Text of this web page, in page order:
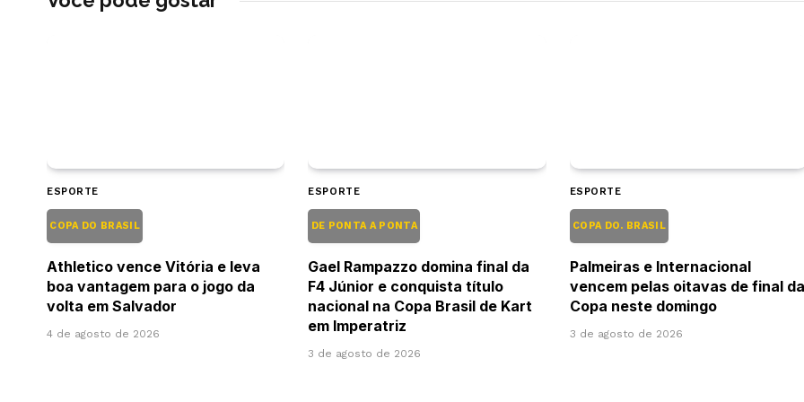
ESPORTE
COPA DO BRASIL
Athletico vence Vitória e leva
boa vantagem para o jogo da
volta em Salvador
4 de agosto de 2026
ESPORTE
DE PONTA A PONTA
Gael Rampazzo domina final da
F4 Júnior e conquista título
nacional na Copa Brasil de Kart
em Imperatriz
3 de agosto de 2026
ESPORTE
COPA DO. BRASIL
Palmeiras e Internacional
vencem pelas oitavas de final da
Copa neste domingo
3 de agosto de 2026